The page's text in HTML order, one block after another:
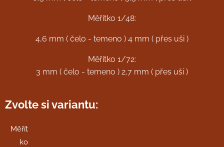
Měřítko 1/48:
4,6 mm ( čelo - temeno ) 4 mm ( přes uši )
Měřítko 1/72:
3 mm ( čelo - temeno ) 2,7 mm ( přes uši )
Zvolte si variantu:
Měřít
ko